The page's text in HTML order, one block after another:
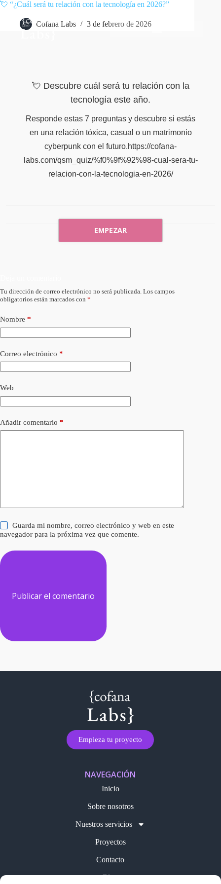
💘 “¿Cuál será tu relación con la tecnología en 2026?”
Cofana Labs 3 de febrero de 2026
💘 Descubre cuál será tu relación con la
tecnología este año.
Responde estas 7 preguntas y descubre si estás
en una relación tóxica, casual o un matrimonio
cyberpunk con el futuro.https://cofana-
labs.com/qsm_quiz/%f0%9f%92%98-cual-sera-tu-
relacion-con-la-tecnologia-en-2026/
EMPEZAR
Tu dirección de correo electrónico no será publicada. Los campos
obligatorios están marcados con *
Nombre *
Correo electrónico *
Web
Añadir comentario *
Guarda mi nombre, correo electrónico y web en este
navegador para la próxima vez que comente.
Publicar el comentario
Empieza tu proyecto
NAVEGACIÓN
Inicio
Sobre nosotros
Nuestros servicios
Proyectos
Contacto
Blog